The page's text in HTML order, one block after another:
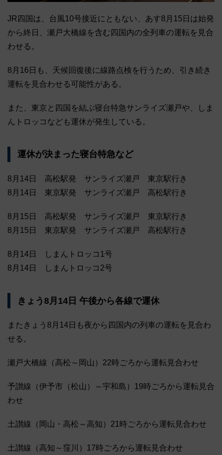
JR四国は、台風10号接近にともない、あす8月15日は始発
から終日、瀬戸大橋線を含む四国内の全列車の運転を見合
わせる。
8月16日も、天候回復後に線路点検を行うため、引き続き
運転を見合わせる可能性がある。
また、東京と四国を結ぶ寝台特急サンライズ瀬戸や、しま
んトロッコなども運休が発生している。
運休が決まった寝台特急など
8月14日 高松駅発 サンライズ瀬戸 東京駅行き
8月14日 東京駅発 サンライズ瀬戸 高松駅行き
8月15日 高松駅発 サンライズ瀬戸 東京駅行き
8月15日 東京駅発 サンライズ瀬戸 高松駅行き
8月14日 しまんトロッコ1号
8月14日 しまんトロッコ2号
きょう8月14日 午後から各線で運休
またきょう8月14日も夜から四国内の列車の運転を見合わ
せる。
瀬戸大橋線（高松～岡山）22時ごろから運転見合わせ
予讃線（伊予市（松山）～宇和島）19時ごろから運転見合
わせ
土讃線（岡山・高松～高知）21時ごろから運転見合わせ
土讃線（高知～窪川）17時ごろから運転見合わせ